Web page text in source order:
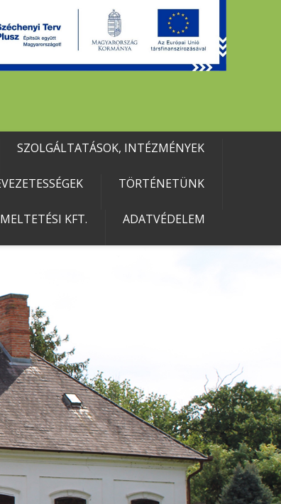
SZOLGÁLTATÁSOK, INTÉZMÉNYEK
TÖRTÉNETÜNK
KFT. ADATVÉDELEM